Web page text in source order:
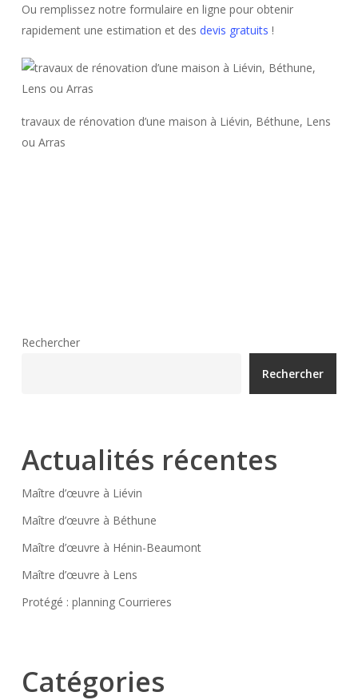
Ou remplissez notre formulaire en ligne pour obtenir
rapidement une estimation et des devis gratuits !
travaux de rénovation d’une maison à Liévin, Béthune, Lens
ou Arras
Rechercher
Rechercher
Actualités récentes
Maître d’œuvre à Liévin
Maître d’œuvre à Béthune
Maître d’œuvre à Hénin-Beaumont
Maître d’œuvre à Lens
Protégé : planning Courrieres
Catégories